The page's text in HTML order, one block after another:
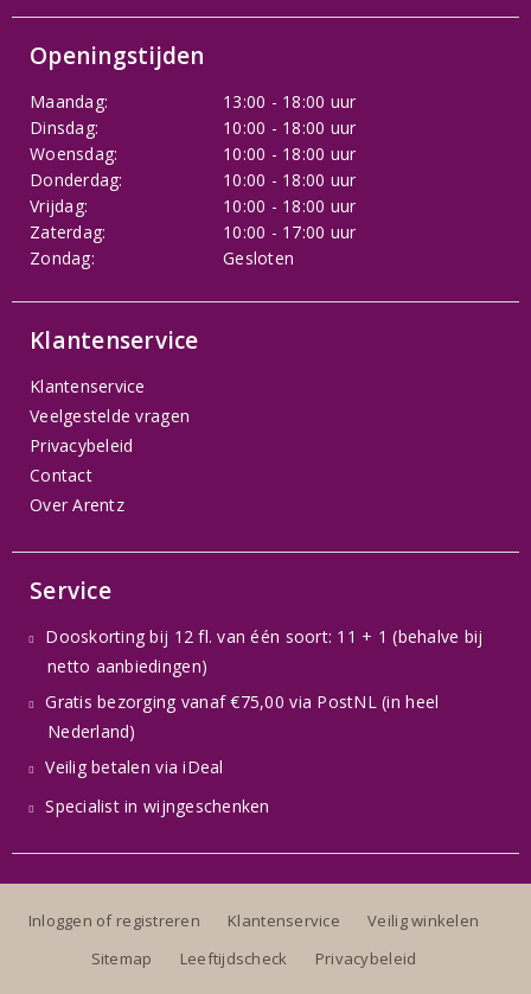
Openingstijden
Maandag:
13:00 - 18:00 uur
Dinsdag:
10:00 - 18:00 uur
Woensdag:
10:00 - 18:00 uur
Donderdag:
10:00 - 18:00 uur
Vrijdag:
10:00 - 18:00 uur
Zaterdag:
10:00 - 17:00 uur
Zondag:
Gesloten
Klantenservice
Klantenservice
Veelgestelde vragen
Privacybeleid
Contact
Over Arentz
Service
Dooskorting bij 12 fl. van één soort: 11 + 1 (behalve bij
netto aanbiedingen)
Gratis bezorging vanaf €75,00 via PostNL (in heel
Nederland)
Veilig betalen via iDeal
Specialist in wijngeschenken
Inloggen of registreren Klantenservice
Veilig winkelen
Sitemap
Leeftijdscheck Privacybeleid